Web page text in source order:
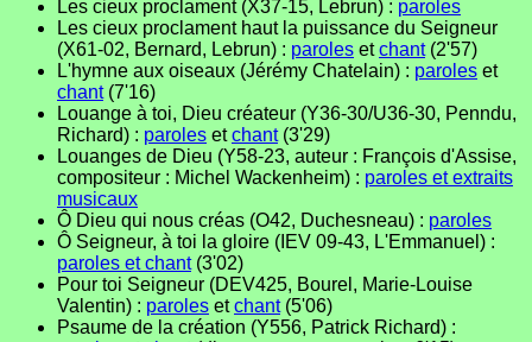
Les cieux proclament (X37-15, Lebrun) : paroles
Les cieux proclament haut la puissance du Seigneur
(X61-02, Bernard, Lebrun) : paroles etchant(2'57)
L'hymne aux oiseaux (Jérémy Chatelain) : paroles et
chant(7'16)
Louange à toi, Dieu créateur (Y36-30/U36-30, Penndu,
Richard) : paroles etchant(3'29)
Louanges de Dieu (Y58-23, auteur : François d'Assise,
compositeur : Michel Wackenheim) : paroles et extraits
musicaux
Ô Dieu qui nous créas (O42, Duchesneau) : paroles
Ô Seigneur, à toi la gloire (IEV 09-43, L'Emmanuel) :
paroles et chant(3'02)
Pour toi Seigneur (DEV425, Bourel, Marie-Louise
Valentin) : paroles etchant(5'06)
Psaume de la création (Y556, Patrick Richard) :